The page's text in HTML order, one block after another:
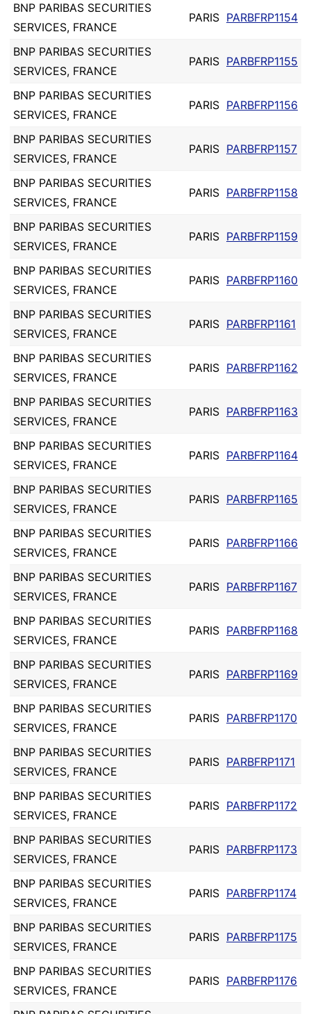
BNP PARIBAS SECURITIES
SERVICES, FRANCE
PARIS PARBFRP1154
BNP PARIBAS SECURITIES
SERVICES, FRANCE
PARIS PARBFRP1155
BNP PARIBAS SECURITIES
SERVICES, FRANCE
PARIS PARBFRP1156
BNP PARIBAS SECURITIES
SERVICES, FRANCE
PARIS PARBFRP1157
BNP PARIBAS SECURITIES
SERVICES, FRANCE
PARIS PARBFRP1158
BNP PARIBAS SECURITIES
SERVICES, FRANCE
PARIS PARBFRP1159
BNP PARIBAS SECURITIES
SERVICES, FRANCE
PARIS PARBFRP1160
BNP PARIBAS SECURITIES
SERVICES, FRANCE
PARIS PARBFRP1161
BNP PARIBAS SECURITIES
SERVICES, FRANCE
PARIS PARBFRP1162
BNP PARIBAS SECURITIES
SERVICES, FRANCE
PARIS PARBFRP1163
BNP PARIBAS SECURITIES
SERVICES, FRANCE
PARIS PARBFRP1164
BNP PARIBAS SECURITIES
SERVICES, FRANCE
PARIS PARBFRP1165
BNP PARIBAS SECURITIES
SERVICES, FRANCE
PARIS PARBFRP1166
BNP PARIBAS SECURITIES
SERVICES, FRANCE
PARIS PARBFRP1167
BNP PARIBAS SECURITIES
SERVICES, FRANCE
PARIS PARBFRP1168
BNP PARIBAS SECURITIES
SERVICES, FRANCE
PARIS PARBFRP1169
BNP PARIBAS SECURITIES
SERVICES, FRANCE
PARIS PARBFRP1170
BNP PARIBAS SECURITIES
SERVICES, FRANCE
PARIS PARBFRP1171
BNP PARIBAS SECURITIES
SERVICES, FRANCE
PARIS PARBFRP1172
BNP PARIBAS SECURITIES
SERVICES, FRANCE
PARIS PARBFRP1173
BNP PARIBAS SECURITIES
SERVICES, FRANCE
PARIS PARBFRP1174
BNP PARIBAS SECURITIES
SERVICES, FRANCE
PARIS PARBFRP1175
BNP PARIBAS SECURITIES
SERVICES, FRANCE
PARIS PARBFRP1176